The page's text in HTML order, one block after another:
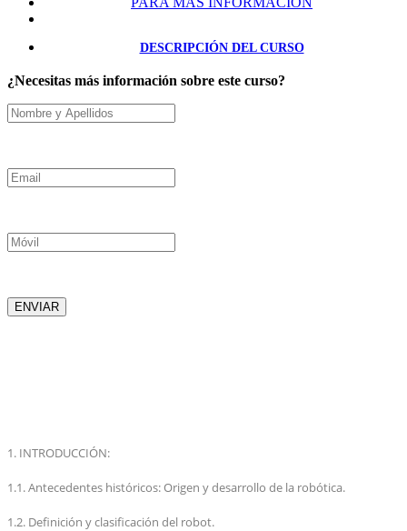
DESCRIPCIÓN DEL CURSO
¿Necesitas más información sobre este curso?
ENVIAR
1. INTRODUCCIÓN:
1.1. Antecedentes históricos: Origen y desarrollo de la robótica.
1.2. Definición y clasificación del robot.